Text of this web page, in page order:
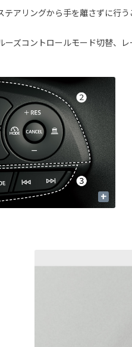
アリングから手を離さずに行う
ズコントロールモード切替、レ
+